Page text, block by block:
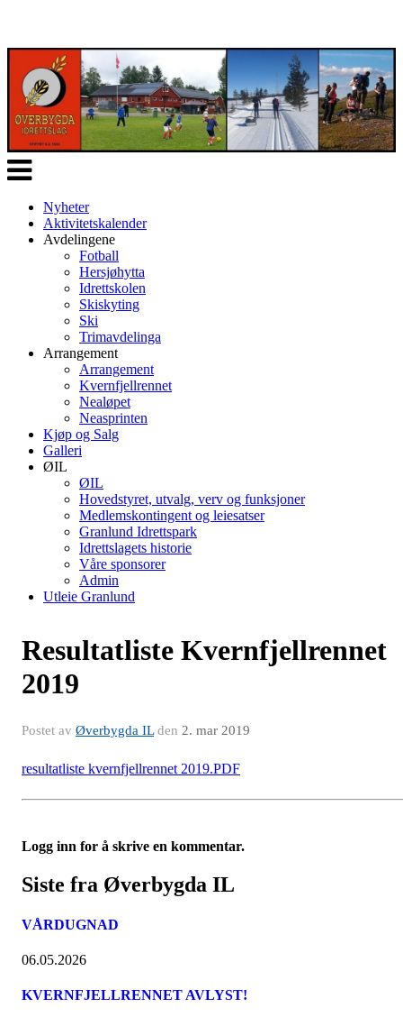
Veksle
navigasjon
Nyheter
Aktivitetskalender
Avdelingene
Fotball
Hersjøhytta
Idrettskolen
Skiskyting
Ski
Trimavdelinga
Arrangement
Arrangement
Kvernfjellrennet
Nealøpet
Neasprinten
Kjøp og Salg
Galleri
ØIL
ØIL
Hovedstyret, utvalg, verv og funksjoner
Medlemskontingent og leiesatser
Granlund Idrettspark
Idrettslagets historie
Våre sponsorer
Admin
Utleie Granlund
Resultatliste Kvernfjellrennet
2019
Postet av Øverbygda ILden 2. mar 2019
resultatliste kvernfjellrennet 2019.PDF
Logg inn for å skrive en kommentar.
Siste fra Øverbygda IL
VÅRDUGNAD
06.05.2026
KVERNFJELLRENNET AVLYST!